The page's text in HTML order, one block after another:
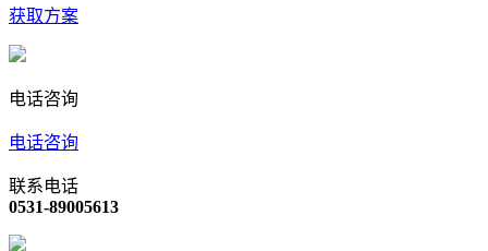
获取方案
电话咨询
电话咨询
联系电话
0531-89005613